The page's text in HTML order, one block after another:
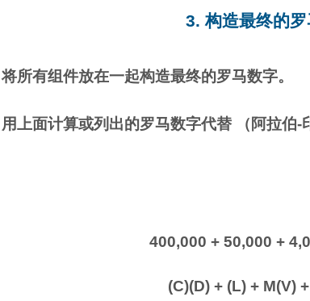
3. 构造最终的罗
将所有组件放在一起构造最终的罗马数字。
用上面计算或列出的罗马数字代替 （阿拉伯
400,000 + 50,000 +
(C)(D) + (L) + M(V)